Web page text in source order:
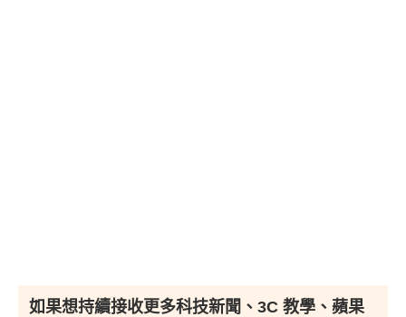
如果想持續接收更多科技新聞、3C 教學、蘋果